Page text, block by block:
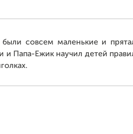
совсем маленькие и
и Папа-Ежик научил детей